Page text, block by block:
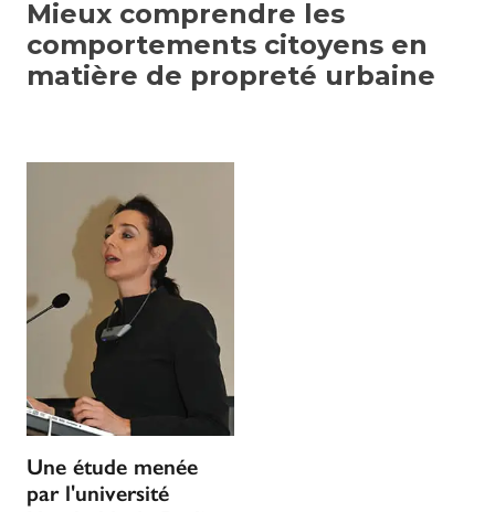
Mieux comprendre les
comportements citoyens en
matière de propreté urbaine
Une étude menée
par l'université